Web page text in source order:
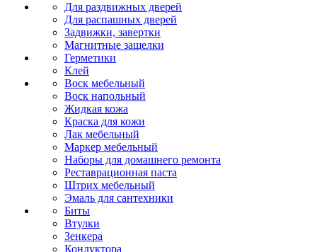
Для раздвижных дверей
Для распашных дверей
Задвижки, завертки
Магнитные защелки
Герметики
Клей
Воск мебельный
Воск напольный
Жидкая кожа
Краска для кожи
Лак мебельный
Маркер мебельный
Наборы для домашнего ремонта
Реставрационная паста
Штрих мебельный
Эмаль для сантехники
Биты
Втулки
Зенкера
Кондуктора